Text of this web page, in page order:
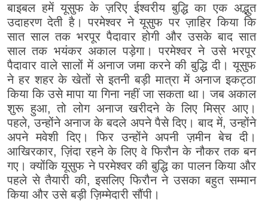
बाइबल हमें यूसुफ के ज़रिए ईश्वरीय बुद्धि का एक अद्भुत
उदाहरण देती है। परमेश्वर ने यूसुफ पर ज़ाहिर किया कि
सात साल तक भरपूर पैदावार होगी और उसके बाद सात
साल तक भयंकर अकाल पड़ेगा। परमेश्वर ने उसे भरपूर
पैदावार वाले सालों में अनाज जमा करने की बुद्धि दी। यूसुफ
ने हर शहर के खेतों से इतनी बड़ी मात्रा में अनाज इकट्ठा
किया कि उसे मापा या गिना नहीं जा सकता था। जब अकाल
शुरू हुआ, तो लोग अनाज खरीदने के लिए मिस्र आए।
पहले, उन्होंने अनाज के बदले अपने पैसे दिए। बाद में, उन्होंने
अपने मवेशी दिए। फिर उन्होंने अपनी ज़मीन बेच दी।
आखिरकार, ज़िंदा रहने के लिए वे फिरौन के नौकर तक बन
गए। क्योंकि यूसुफ ने परमेश्वर की बुद्धि का पालन किया और
पहले से तैयारी की, इसलिए फिरौन ने उसका बहुत सम्मान
किया और उसे बड़ी ज़िम्मेदारी सौंपी।